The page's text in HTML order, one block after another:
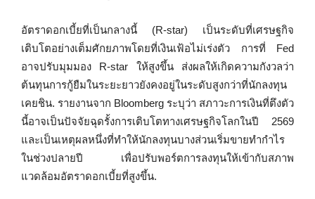
อัตราดอกเบี้ยที่เป็นกลางนี้ (R-star) เป็นระดับที่เศรษฐกิจ
เติบโตอย่างเต็มศักยภาพโดยที่เงินเฟ้อไม่เร่งตัว การที่ Fed
อาจปรับมุมมอง R-star ให้สูงขึ้น ส่งผลให้เกิดความกังวลว่า
ต้นทุนการกู้ยืมในระยะยาวยังคงอยู่ในระดับสูงกว่าที่นักลงทุน
เคยชิน. รายงานจาก Bloomberg ระบุว่า สภาวะการเงินที่ตึงตัว
นี้อาจเป็นปัจจัยฉุดรั้งการเติบโตทางเศรษฐกิจโลกในปี 2569
และเป็นเหตุผลหนึ่งที่ทำให้นักลงทุนบางส่วนเริ่มขายทำกำไร
ในช่วงปลายปี เพื่อปรับพอร์ตการลงทุนให้เข้ากับสภาพ
แวดล้อมอัตราดอกเบี้ยที่สูงขึ้น.